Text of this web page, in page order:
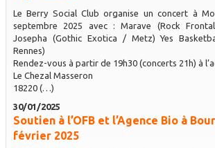
Le Berry Social Club organise un concert à
septembre 2025 avec : Marave (Rock
Josepha (Gothic Exotica / Metz) Yes
Rennes)
Rendez-vous à partir de 19h30 (concerts 21h) à
Le Chezal Masseron
18220 (…)
30/01/2025
Soutien à l’OFB et l’Agence Bio à
février 2025